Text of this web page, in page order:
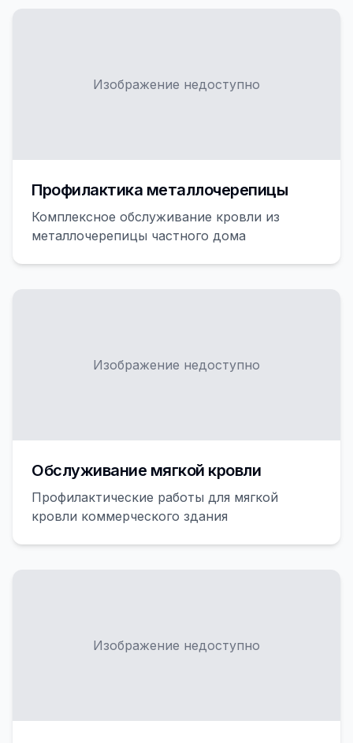
Изображение недоступно
Профилактика металлочерепицы
Комплексное обслуживание кровли из
металлочерепицы частного дома
Изображение недоступно
Обслуживание мягкой кровли
Профилактические работы для мягкой
кровли коммерческого здания
Изображение недоступно